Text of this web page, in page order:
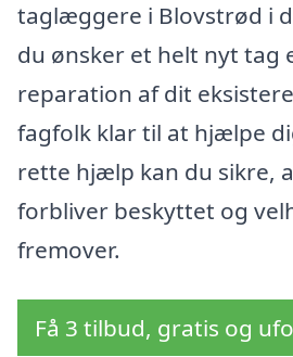
taglæggere i Blovstrød i
du ønsker et helt nyt tag
reparation af dit
fagfolk klar til at hjælpe
rette hjælp kan du sikre,
forbliver beskyttet og
fremover.
Få 3 tilbud, gratis og